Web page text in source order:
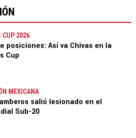
CUP 2026
posiciones: Así va Chivas en la
Cup
MEXICANA
salió lesionado en el
Sub-20